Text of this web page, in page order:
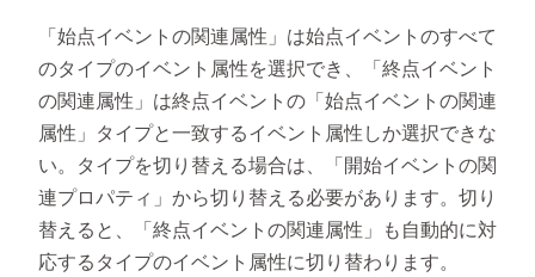
「始点イベントの関連属性」は始点イベントのすべて
のタイプのイベント属性を選択でき、「終点イベント
の関連属性」は終点イベントの「始点イベントの関連
属性」タイプと一致するイベント属性しか選択できな
い。タイプを切り替える場合は、「開始イベントの関
連プロパティ」から切り替える必要があります。切り
替えると、「終点イベントの関連属性」も自動的に対
応するタイプのイベント属性に切り替わります。